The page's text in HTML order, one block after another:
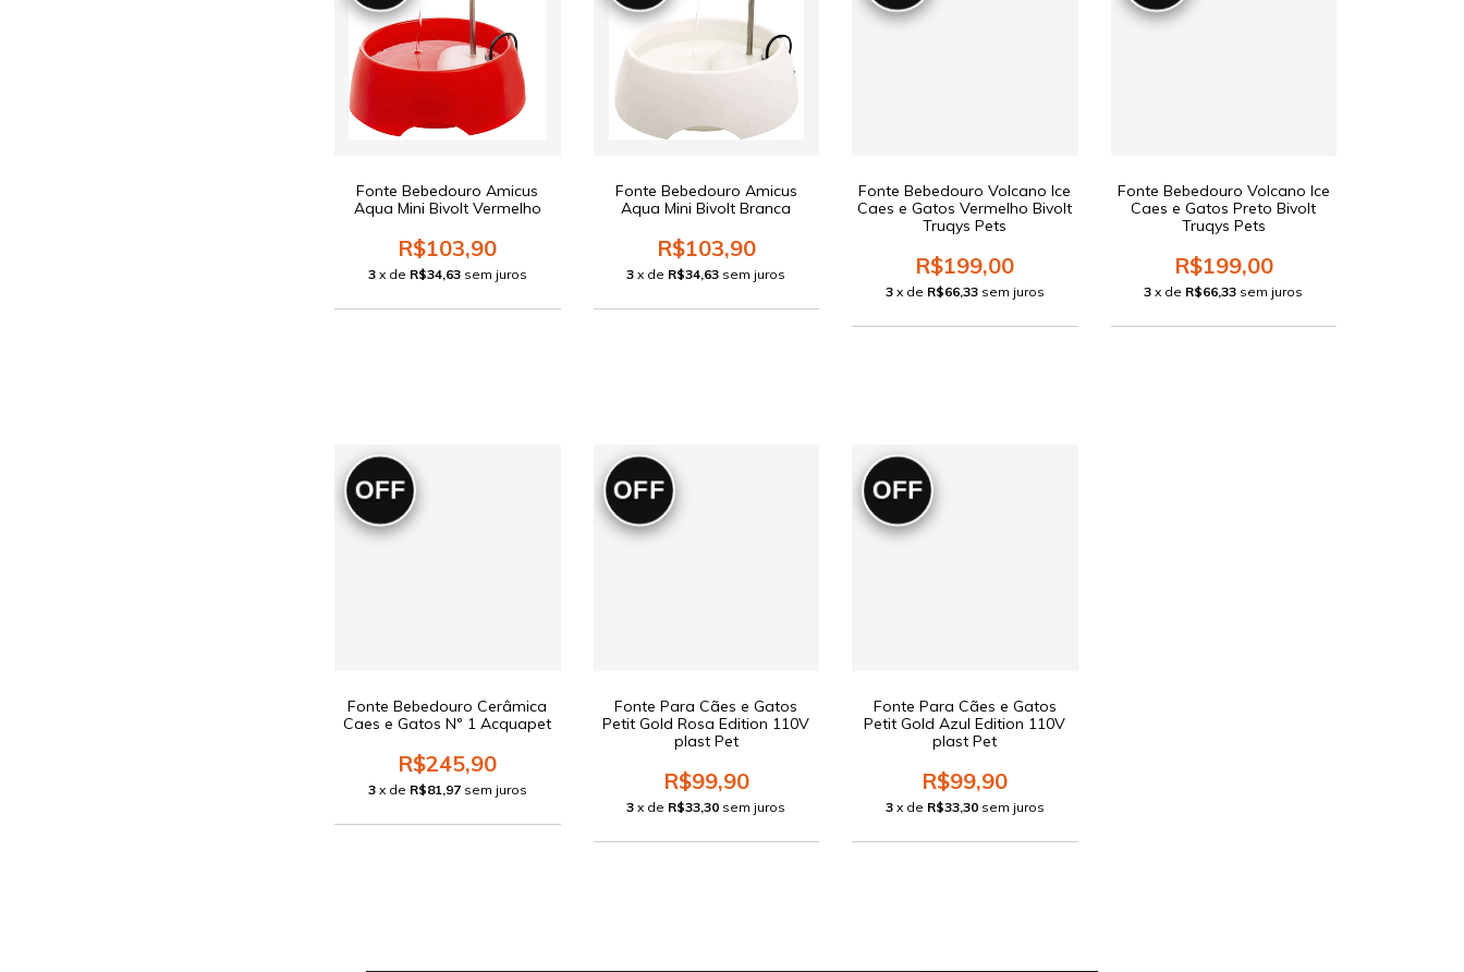
Fonte Bebedouro Amicus
Aqua Mini Bivolt Vermelho
R$103,90
3 x de R$34,63 sem juros
Fonte Bebedouro Amicus
Aqua Mini Bivolt Branca
R$103,90
3 x de R$34,63 sem juros
Fonte Bebedouro Volcano Ice
Caes e Gatos Vermelho Bivolt
Truqys Pets
R$199,00
3 x de R$66,33 sem juros
Fonte Bebedouro Volcano Ice
Caes e Gatos Preto Bivolt
Truqys Pets
R$199,00
3 x de R$66,33 sem juros
OFF
Fonte Bebedouro Cerâmica
Caes e Gatos Nº 1 Acquapet
R$245,90
3 x de R$81,97 sem juros
OFF
Fonte Para Cães e Gatos
Petit Gold Rosa Edition 110V
plast Pet
R$99,90
3 x de R$33,30 sem juros
OFF
Fonte Para Cães e Gatos
Petit Gold Azul Edition 110V
plast Pet
R$99,90
3 x de R$33,30 sem juros